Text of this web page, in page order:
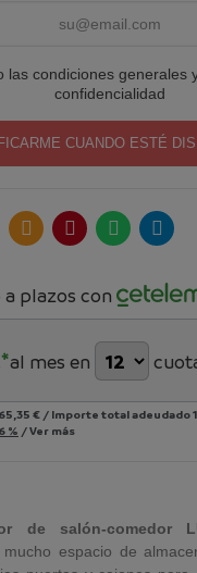
las condiciones generales
confidencialidad
CUANDO ESTÉ
a plazos con
al mes en
€ / Importe total adeudado
% /Ver más
de salón-comedor
espacio de